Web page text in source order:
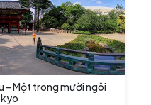
– Một trong mười ngôi